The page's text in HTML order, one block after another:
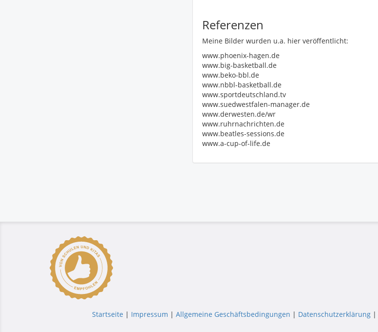
Referenzen
Meine Bilder wurden u.a. hier veröffentlicht:
www.phoenix-hagen.de
www.big-basketball.de
www.beko-bbl.de
www.nbbl-basketball.de
www.sportdeutschland.tv
www.suedwestfalen-manager.de
www.derwesten.de/wr
www.ruhrnachrichten.de
www.beatles-sessions.de
www.a-cup-of-life.de
Startseite | Impressum | Allgemeine Geschäftsbedingungen | Datenschutzerklärung|